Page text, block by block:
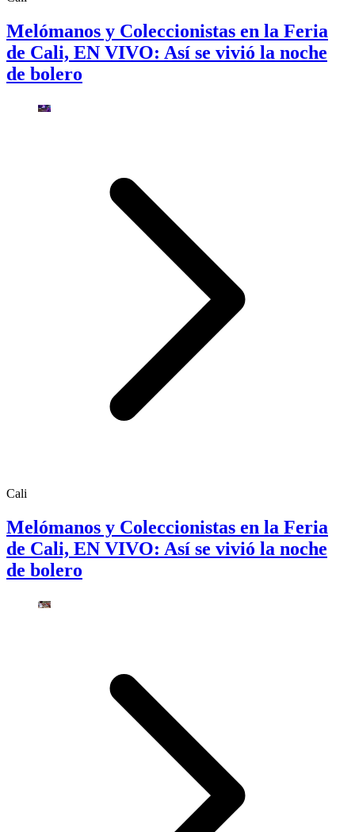
Melómanos y Coleccionistas en la Feria
de Cali, EN VIVO: Así se vivió la noche
de bolero
Cali
Melómanos y Coleccionistas en la Feria
de Cali, EN VIVO: Así se vivió la noche
de bolero